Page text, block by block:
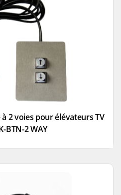
2 voies pour élévateurs TV
BTN-2 WAY